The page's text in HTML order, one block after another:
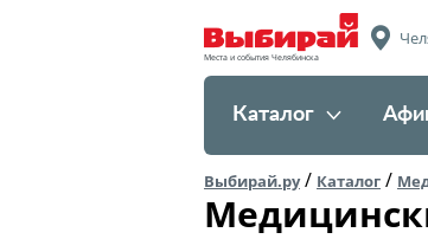
Места и события Челябинска
Каталог
Выбирай.ру/ Каталог /